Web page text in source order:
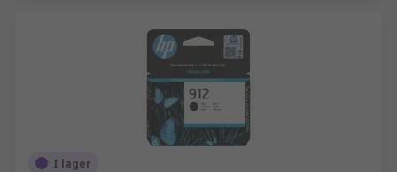
I lager